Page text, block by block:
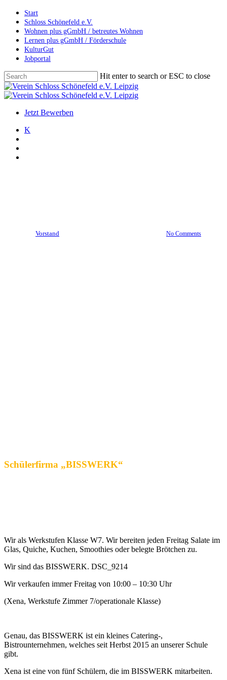
Skip
main
content
Start
Schloss Schönefeld e.V.
Wohnen plus gGmbH / betreutes Wohnen
Lernen plus gGmbH / Förderschule
KulturGut
Jobportal
Hit enter to search or ESC to close
Close
Search
search
account
Menu
Jetzt Bewerben
K
Vorstand No Comments
Schülerfirma „BISSWERK“
Wir als Werkstufen Klasse W7. Wir bereiten jeden Freitag Salate im
Glas, Quiche, Kuchen, Smoothies oder belegte Brötchen zu.
Wir sind das BISSWERK. DSC_9214
Wir verkaufen immer Freitag von 10:00 – 10:30 Uhr
(Xena, Werkstufe Zimmer 7/operationale Klasse)
Genau, das BISSWERK ist ein kleines Catering-,
Bistrounternehmen, welches seit Herbst 2015 an unserer Schule
gibt.
Xena ist eine von fünf Schülern, die im BISSWERK mitarbeiten.